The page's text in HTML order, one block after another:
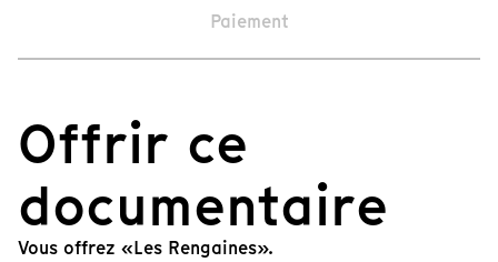
Paiement
Offrir ce
documentaire
Vous offrez «Les Rengaines».